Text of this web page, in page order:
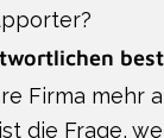
Firma mehr
die Frage,